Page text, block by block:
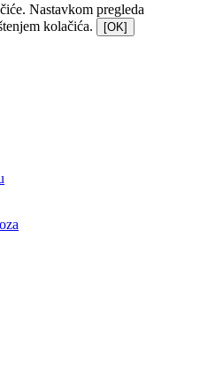
Nastavkom pregleda
kolačića.
[OK]